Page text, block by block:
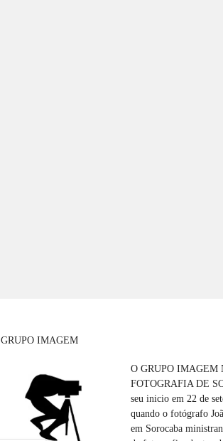
GRUPO IMAGEM
O GRUPO IMAGEM
FOTOGRAFIA DE
seu inicio em 22 de
quando o fotógrafo
em Sorocaba